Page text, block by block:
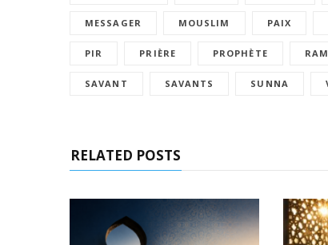
MESSAGER MOUSLIM PAIX
PIR PRIÈRE PROPHÈTE
SAVANT SAVANTS SUNNA
RELATED POSTS